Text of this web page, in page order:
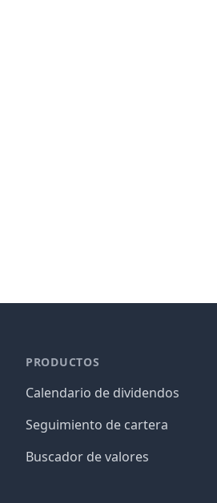
PRODUCTOS
Calendario de dividendos
Seguimiento de cartera
Buscador de valores